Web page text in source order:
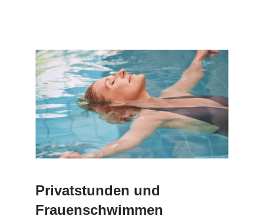
Privatstunden und
Frauenschwimmen